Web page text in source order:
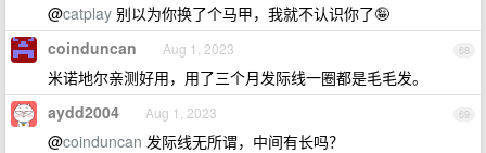
@catplay 别以为你换了个马甲，我就不认识你了🤪
68
coinduncan Aug 1, 2023
米诺地尔亲测好用，用了三个月发际线一圈都是毛毛发。
69
aydd2004 Aug 1, 2023
@coinduncan 发际线无所谓，中间有长吗？